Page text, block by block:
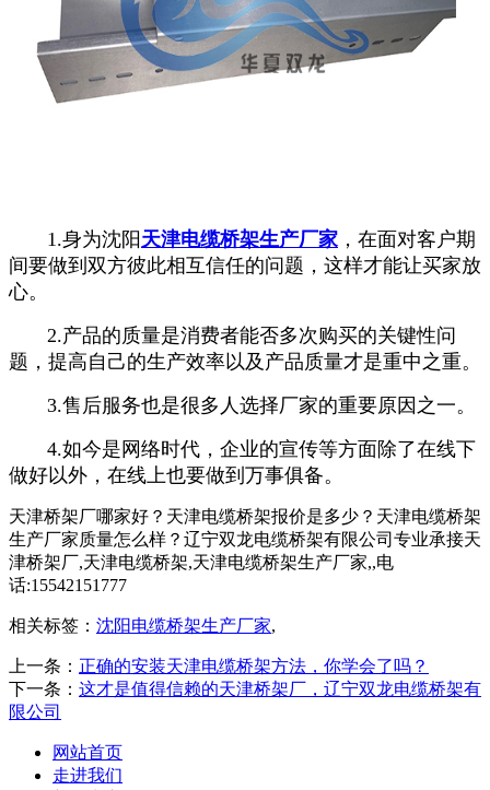
1.身为沈阳天津电缆桥架生产厂家 ，在面对客户期
间要做到双方彼此相互信任的问题，这样才能让买家放
心。
2.产品的质量是消费者能否多次购买的关键性问
题，提高自己的生产效率以及产品质量才是重中之重。
3.售后服务也是很多人选择厂家的重要原因之一。
4.如今是网络时代，企业的宣传等方面除了在线下
做好以外，在线上也要做到万事俱备。
天津桥架厂哪家好？天津电缆桥架报价是多少？天津电缆桥架
生产厂家质量怎么样？辽宁双龙电缆桥架有限公司专业承接天
津桥架厂,天津电缆桥架,天津电缆桥架生产厂家,,电
话:15542151777
相关标签： 沈阳电缆桥架生产厂家,
上一条： 正确的安装天津电缆桥架方法，你学会了吗？
下一条： 这才是值得信赖的天津桥架厂，辽宁双龙电缆桥架有
限公司
网站首页
走进我们